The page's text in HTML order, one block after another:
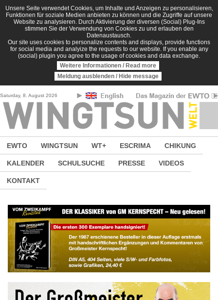
Direkt zum Inhalt
Unsere Seite verwendet Cookies, um Inhalte und Anzeigen zu personalisieren,
Funktionen für soziale Medien anbieten zu können und die Zugriffe auf unsere
Website zu analysieren. Durch Aktivierung der diversen (Social) Plug-Ins
stimmen Sie der Verwendung von Cookies zu und erlauben den
Datenaustausch.
Our site uses cookies to personalize contents and displays, provide functions
for social media and analyize the requests to our website. If you enable any
(social) plugin you agree to the usage of cookies and data exchange.
Weitere Informationen / Read more
Meldung ausblenden / Hide message
Saturday, 8. August 2026
EWTO WINGTSUN WT+ ESCRIMA CHIKUNG
KALENDER SCHULSUCHE PRESSE VIDEOS
KONTAKT